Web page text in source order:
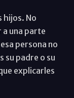
hijos. No
una parte
persona no
su padre o su
explicarles